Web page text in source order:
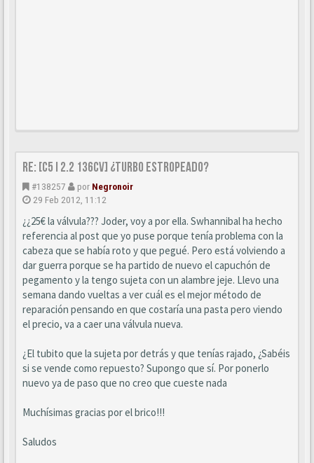
Re: [C5 I 2.2 136cv] ¿turbo estropeado?
#138257 por Negronoir
29 Feb 2012, 11:12
¿¿25€ la válvula??? Joder, voy a por ella. Swhannibal ha hecho
referencia al post que yo puse porque tenía problema con la
cabeza que se había roto y que pegué. Pero está volviendo a
dar guerra porque se ha partido de nuevo el capuchón de
pegamento y la tengo sujeta con un alambre jeje. Llevo una
semana dando vueltas a ver cuál es el mejor método de
reparación pensando en que costaría una pasta pero viendo
el precio, va a caer una válvula nueva.
¿El tubito que la sujeta por detrás y que tenías rajado, ¿Sabéis
si se vende como repuesto? Supongo que sí. Por ponerlo
nuevo ya de paso que no creo que cueste nada
Muchísimas gracias por el brico!!!
Saludos